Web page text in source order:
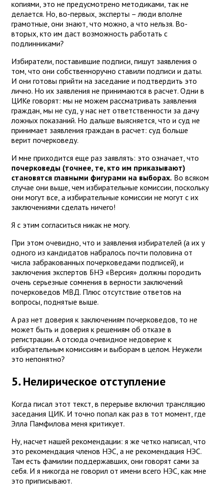
копиями, это не предусмотрено методиками, так не
делается. Но, во-первых, эксперты – люди вполне
грамотные, они знают, что можно, а что нельзя. Во-
вторых, кто им даст возможность работать с
подлинниками?
Избиратели, поставившие подписи, пишут заявления о
том, что они собственноручно ставили подписи и даты.
И они готовы прийти на заседание и подтвердить это
лично. Но их заявления не принимаются в расчет. Одни в
ЦИКе говорят: мы не можем рассматривать заявления
граждан, мы не суд, у нас нет ответственности за дачу
ложных показаний. Но дальше выясняется, что и суд не
принимает заявления граждан в расчет: суд больше
верит почерковеду.
И мне приходится еще раз заявлять: это означает, что
почерковеды (точнее, те, кто им приказывают)
становятся главными фигурами на выборах. Во всяком
случае они выше, чем избирательные комиссии, поскольку
они могут все, а избирательные комиссии не могут с их
заключениями сделать ничего!
Я с этим согласиться никак не могу.
При этом очевидно, что и заявления избирателей (а их у
одного из кандидатов набралось почти половина от
числа забракованных почерковедами подписей), и
заключения экспертов БНЭ «Версия» должны породить
очень серьезные сомнения в верности заключений
почерковедов МВД. Плюс отсутствие ответов на
вопросы, поднятые выше.
А раз нет доверия к заключениям почерковедов, то не
может быть и доверия к решениям об отказе в
регистрации. А отсюда очевидное недоверие к
избирательным комиссиям и выборам в целом. Неужели
это непонятно?
5. Нелирическое отступление
Когда писал этот текст, в перерыве включил трансляцию
заседания ЦИК. И точно попал как раз в тот момент, где
Элла Памфилова меня критикует.
Ну, насчет нашей рекомендации: я же четко написал, что
это рекомендация членов НЭС, а не рекомендация НЭС.
Там есть фамилии поддержавших, они говорят сами за
себя. И я никогда не говорил от имени всего НЭС, как мне
это приписывают.